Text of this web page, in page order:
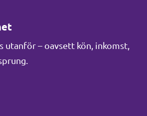
utanför – oavsett kön, inkomst,